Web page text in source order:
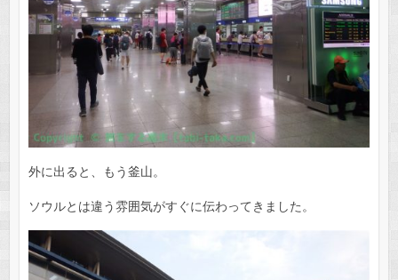
外に出ると、もう釜山。
ソウルとは違う雰囲気がすぐに伝わってきました。